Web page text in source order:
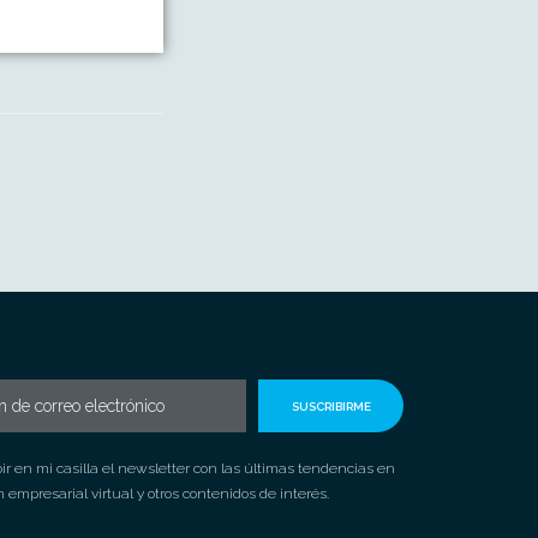
SUSCRIBIRME
en mi casilla el newsletter con las últimas tendencias en
empresarial virtual y otros contenidos de interés.